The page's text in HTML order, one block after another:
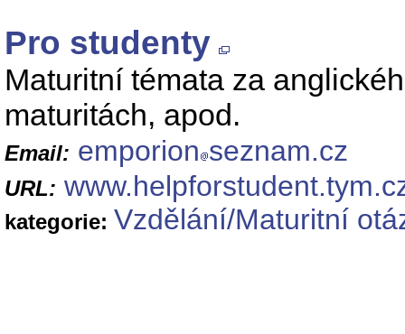
Pro studenty
Maturitní témata za
maturitách, apod.
Email: emporion seznam.cz
URL:
kategorie: Vzdělání/Maturitní